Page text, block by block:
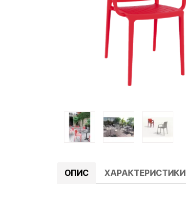
ОПИС ХАРАКТЕРИСТИКИ